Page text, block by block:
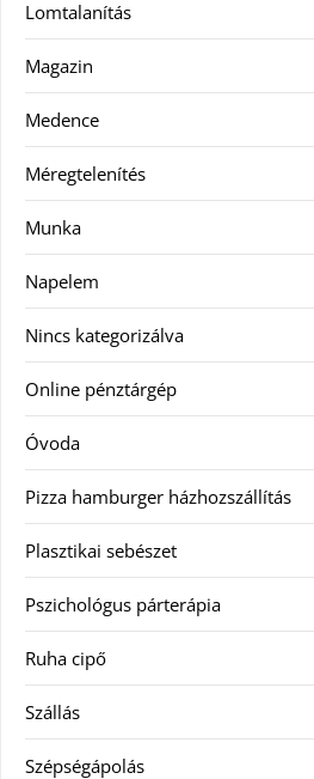
Lomtalanítás
Magazin
Medence
Méregtelenítés
Munka
Napelem
Nincs kategorizálva
Online pénztárgép
Óvoda
Pizza hamburger házhozszállítás
Plasztikai sebészet
Pszichológus párterápia
Ruha cipő
Szállás
Szépségápolás